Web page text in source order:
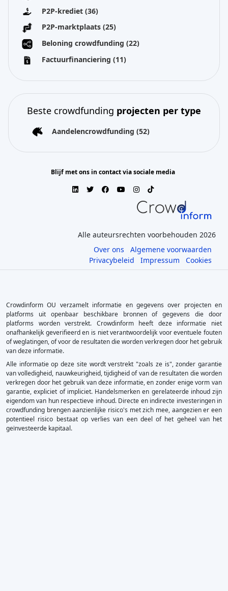
P2P-krediet (36)
P2P-marktplaats (25)
Beloning crowdfunding (22)
Factuurfinanciering (11)
Beste crowdfunding projecten per type
Aandelencrowdfunding (52)
Blijf met ons in contact via sociale media
Alle auteursrechten voorbehouden 2026
Over ons
Algemene voorwaarden
Privacybeleid
Impressum Cookies
Crowdinform OU verzamelt informatie en gegevens over projecten en
platforms uit openbaar beschikbare bronnen of gegevens die door
platforms worden verstrekt. Crowdinform heeft deze informatie niet
onafhankelijk geverifieerd en is niet verantwoordelijk voor eventuele fouten
of weglatingen, of voor de resultaten die worden verkregen door het gebruik
van deze informatie.
Alle informatie op deze site wordt verstrekt "zoals ze is", zonder garantie
van volledigheid, nauwkeurigheid, tijdigheid of van de resultaten die worden
verkregen door het gebruik van deze informatie, en zonder enige vorm van
garantie, expliciet of impliciet. Handelsmerken en gerelateerde inhoud zijn
eigendom van hun respectieve inhoud. Directe en indirecte investeringen in
crowdfunding brengen aanzienlijke risico's met zich mee, aangezien er een
potentieel risico bestaat op verlies van een deel of het geheel van het
geïnvesteerde kapitaal.